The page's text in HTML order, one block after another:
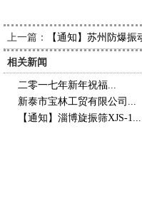
上一篇： 【通知】苏州防爆
相关新闻
二零一七年新年祝福...
新泰市宝林工贸有限公司...
【通知】淄博旋振筛XJS-1...